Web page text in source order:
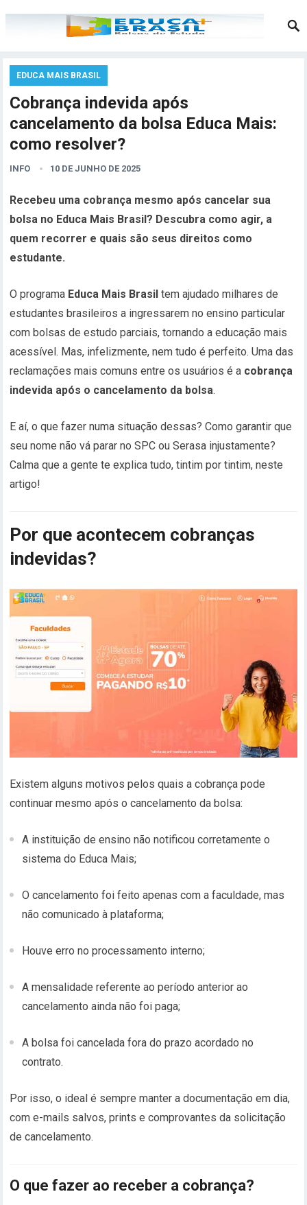
EDUCA MAIS BRASIL
Cobrança indevida após
cancelamento da bolsa Educa Mais:
como resolver?
INFO 10 DE JUNHO DE 2025
Recebeu uma cobrança mesmo após cancelar sua
bolsa no Educa Mais Brasil? Descubra como agir, a
quem recorrer e quais são seus direitos como
estudante.
O programa Educa Mais Brasil tem ajudado milhares de
estudantes brasileiros a ingressarem no ensino particular
com bolsas de estudo parciais, tornando a educação mais
acessível. Mas, infelizmente, nem tudo é perfeito. Uma das
reclamações mais comuns entre os usuários é a cobrança
indevida após o cancelamento da bolsa.
E aí, o que fazer numa situação dessas? Como garantir que
seu nome não vá parar no SPC ou Serasa injustamente?
Calma que a gente te explica tudo, tintim por tintim, neste
artigo!
Por que acontecem cobranças
indevidas?
Existem alguns motivos pelos quais a cobrança pode
continuar mesmo após o cancelamento da bolsa:
A instituição de ensino não notificou corretamente o
sistema do Educa Mais;
O cancelamento foi feito apenas com a faculdade, mas
não comunicado à plataforma;
Houve erro no processamento interno;
A mensalidade referente ao período anterior ao
cancelamento ainda não foi paga;
A bolsa foi cancelada fora do prazo acordado no
contrato.
Por isso, o ideal é sempre manter a documentação em dia,
com e-mails salvos, prints e comprovantes da solicitação
de cancelamento.
O que fazer ao receber a cobrança?